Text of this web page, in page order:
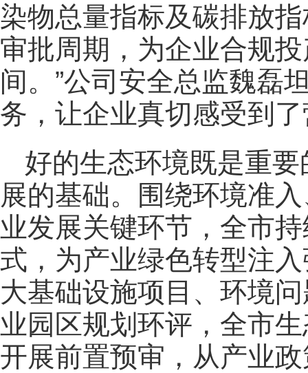
染物总量指标及碳排放
审批周期，为企业合规
间。”公司安全总监魏磊
务，让企业真切感受到
好的生态环境既是重
展的基础。围绕环境准
业发展关键环节，全市
式，为产业绿色转型注
大基础设施项目、环境
业园区规划环评，全市
开展前置预审，从产业